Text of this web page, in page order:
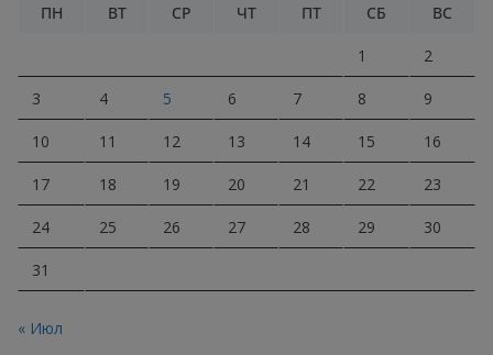
ПН
ВТ СР ЧТ ПТ СБ ВС
1 2
3 4 5 6 7 8 9
10 11 12 13 14 15 16
17 18 19 20 21 22 23
24 25 26 27 28 29 30
31
« Июл